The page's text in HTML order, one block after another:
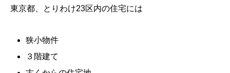
東京都、とりわけ23区内の住宅には
狭小物件
３階建て